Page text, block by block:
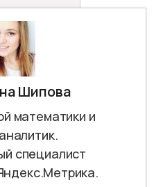
Шипова
математики и
специалист